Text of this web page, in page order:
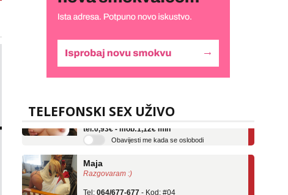
TELEFONSKI SEX UŽIVO
Liliana
Tel: 064/677-677 - Kod: #69
tel:0,93€ - mob:1,12€ min
Obavijesti me kada se oslobodi
Razgovaram :)
064/677-677
tel:0,93€ - mob:1,12€ min